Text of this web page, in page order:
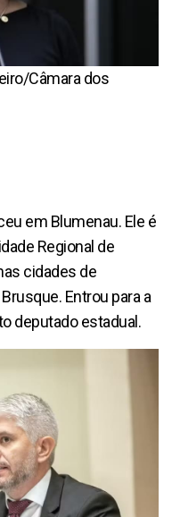
Câmara dos
em Blumenau. Ele é
Regional de
cidades de
Entrou para a
deputado estadual.